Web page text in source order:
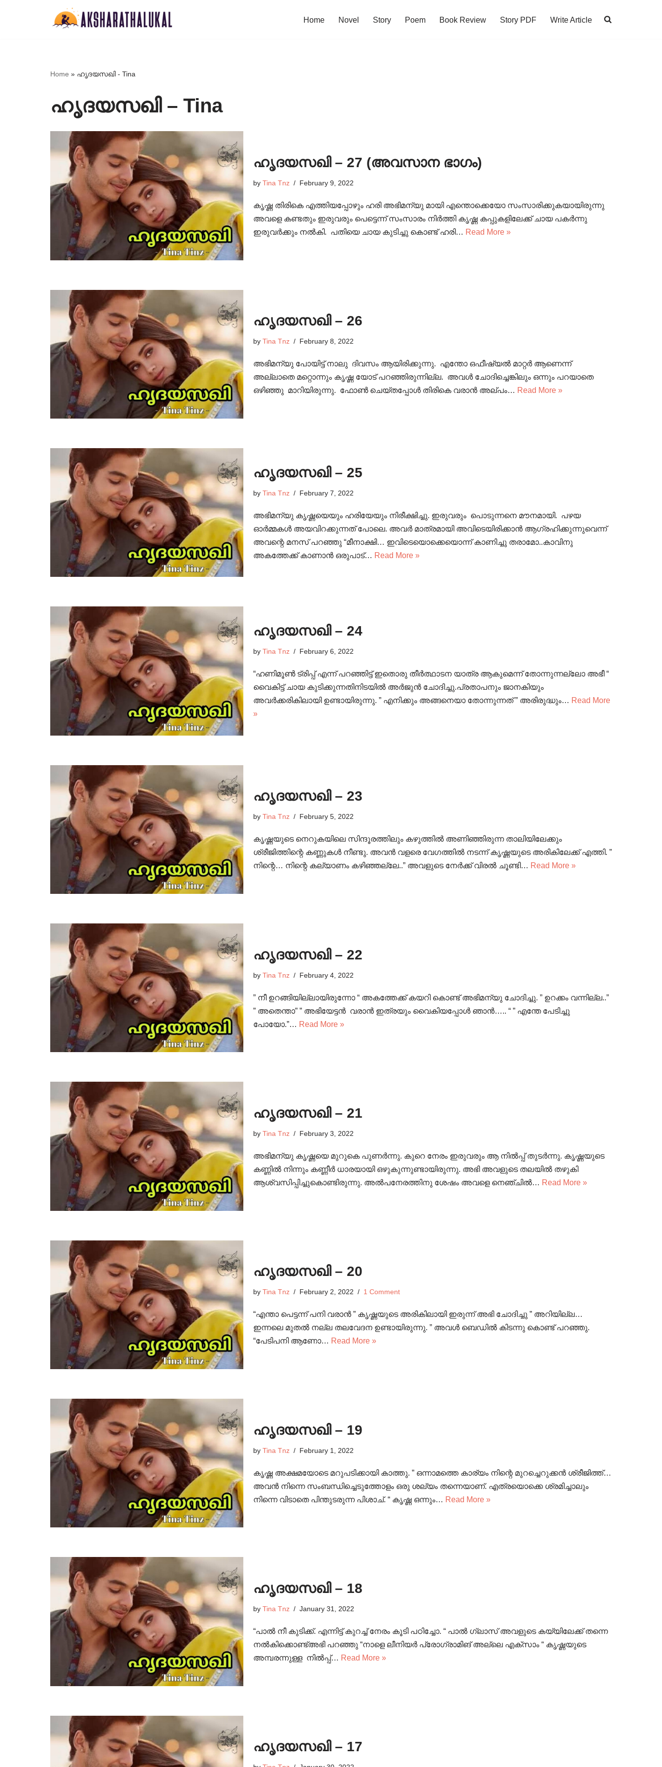
Home Novel Story Poem Book Review Story PDF Write Article
Home » ഹൃദയസഖി - Tina
ഹൃദയസഖി – Tina
ഹൃദയസഖി – 27 (അവസാന ഭാഗം)
by Tina Tnz February 9, 2022
കൃഷ്ണ തിരികെ എത്തിയപ്പോഴും ഹരി അഭിമന്യു മായി എന്തൊക്കെയോ സംസാരിക്കുകയായിരുന്നു
അവളെ കണ്ടതും ഇരുവരും പെട്ടെന്ന് സംസാരം നിർത്തി കൃഷ്ണ കപ്പുകളിലേക്ക് ചായ പകർന്നു
ഇരുവർക്കും നൽകി. പതിയെ ചായ കുടിച്ചു കൊണ്ട് ഹരി… Read More »
ഹൃദയസഖി – 26
by Tina Tnz February 8, 2022
അഭിമന്യു പോയിട്ട് നാലു ദിവസം ആയിരിക്കുന്നു. എന്തോ ഒഫീഷ്യൽ മാറ്റർ ആണെന്ന്
അല്ലാതെ മറ്റൊന്നും കൃഷ്ണ യോട് പറഞ്ഞിരുന്നില്ല. അവൾ ചോദിച്ചെങ്കിലും ഒന്നും പറയാതെ
ഒഴിഞ്ഞു മാറിയിരുന്നു. ഫോൺ ചെയ്തപ്പോൾ തിരികെ വരാൻ അല്പം… Read More »
ഹൃദയസഖി – 25
by Tina Tnz February 7, 2022
അഭിമന്യു കൃഷ്ണയെയും ഹരിയേയും നിരീക്ഷിച്ചു. ഇരുവരും പൊടുന്നനെ മൗനമായി. പഴയ
ഓർമ്മകൾ അയവിറക്കുന്നത് പോലെ. അവർ മാത്രമായി അവിടെയിരിക്കാൻ ആഗ്രഹിക്കുന്നുവെന്ന്
അവന്റെ മനസ് പറഞ്ഞു “മീനാക്ഷി… ഇവിടെയൊക്കെയൊന്ന് കാണിച്ചു തരാമോ..കാവിനു
അകത്തേക്ക് കാണാൻ ഒരുപാട്… Read More »
ഹൃദയസഖി – 24
by Tina Tnz February 6, 2022
“ഹണിമൂൺ ട്രിപ്പ്‌ എന്ന് പറഞ്ഞിട്ട് ഇതൊരു തീർത്ഥാടന യാത്ര ആകുമെന്ന് തോന്നുന്നല്ലോ അഭീ “
വൈകിട്ട് ചായ കുടിക്കുന്നതിനിടയിൽ അർജുൻ ചോദിച്ചു.പ്രതാപനും ജാനകിയും
അവർക്കരികിലായി ഉണ്ടായിരുന്നു. ” എനിക്കും അങ്ങനെയാ തോന്നുന്നത് ” അരിരുദ്ധും… Read More
»
ഹൃദയസഖി – 23
by Tina Tnz February 5, 2022
കൃഷ്ണയുടെ നെറുകയിലെ സിന്ദൂരത്തിലും കഴുത്തിൽ അണിഞ്ഞിരുന്ന താലിയിലേക്കും
ശ്രീജിത്തിന്റെ കണ്ണുകൾ നീണ്ടു. അവൻ വളരെ വേഗത്തിൽ നടന്ന് കൃഷ്ണയുടെ അരികിലേക്ക് എത്തി. ”
നിന്റെ… നിന്റെ കല്യാണം കഴിഞ്ഞല്ലേ..” അവളുടെ നേർക്ക് വിരൽ ചൂണ്ടി… Read More »
ഹൃദയസഖി – 22
by Tina Tnz February 4, 2022
” നീ ഉറങ്ങിയില്ലായിരുന്നോ “ അകത്തേക്ക് കയറി കൊണ്ട് അഭിമന്യു ചോദിച്ചു. ” ഉറക്കം വന്നില്ല..”
” അതെന്താ” ” അഭിയേട്ടൻ വരാൻ ഇത്രയും വൈകിയപ്പോൾ ഞാൻ….. “ ” എന്തേ പേടിച്ചു
പോയോ.”… Read More »
ഹൃദയസഖി – 21
by Tina Tnz February 3, 2022
അഭിമന്യു കൃഷ്ണയെ മുറുകെ പുണർന്നു. കുറെ നേരം ഇരുവരും ആ നിൽപ്പ് തുടർന്നു. കൃഷ്ണയുടെ
കണ്ണിൽ നിന്നും കണ്ണീർ ധാരയായി ഒഴുകുന്നുണ്ടായിരുന്നു. അഭി അവളുടെ തലയിൽ തഴുകി
ആശ്വസിപ്പിച്ചുകൊണ്ടിരുന്നു. അൽപനേരത്തിനു ശേഷം അവളെ നെഞ്ചിൽ… Read More »
ഹൃദയസഖി – 20
by Tina Tnz February 2, 2022 1 Comment
“എന്താ പെട്ടന്ന് പനി വരാൻ ” കൃഷ്ണയുടെ അരികിലായി ഇരുന്ന് അഭി ചോദിച്ചു ” അറിയില്ല…
ഇന്നലെ മുതൽ നല്ല തലവേദന ഉണ്ടായിരുന്നു. ” അവൾ ബെഡിൽ കിടന്നു കൊണ്ട് പറഞ്ഞു.
“പേടിപനി ആണോ… Read More »
ഹൃദയസഖി – 19
by Tina Tnz February 1, 2022
കൃഷ്ണ അക്ഷമയോടെ മറുപടിക്കായി കാത്തു. ” ഒന്നാമത്തെ കാര്യം നിന്റെ മുറച്ചെറുക്കൻ ശ്രീജിത്ത്…
അവൻ നിന്നെ സംബന്ധിച്ചെടുത്തോളം ഒരു ശല്യം തന്നെയാണ്. എത്രയൊക്കെ ശ്രമിച്ചാലും
നിന്നെ വിടാതെ പിന്തുടരുന്ന പിശാച്. “ കൃഷ്ണ ഒന്നും… Read More »
ഹൃദയസഖി – 18
by Tina Tnz January 31, 2022
“പാൽ നീ കുടിക്ക്. എന്നിട്ട് കുറച്ച് നേരം കൂടി പഠിച്ചോ. “ പാൽ ഗ്ലാസ് അവളുടെ കയ്യിലേക്ക് തന്നെ
നൽകിക്കൊണ്ട്അഭി പറഞ്ഞു “നാളെ ലീനിയർ പ്രോഗ്രാമിങ് അല്ലെ എക്സാം “ കൃഷ്ണയുടെ
അമ്പരന്നുള്ള നിൽപ്പ്… Read More »
ഹൃദയസഖി – 17